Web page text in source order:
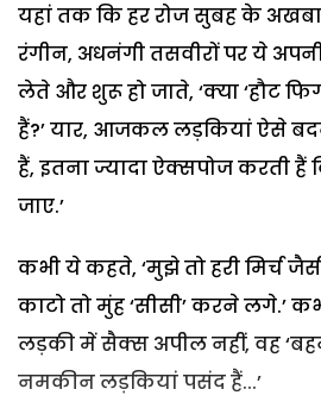
यहां तक कि हर रोज सुबह के
रंगीन, अधनंगी तसवीरों पर ये
लेते और शुरू हो जाते, ‘क्या ‘हौट
हैं?’ यार, आजकल लड़कियां ऐसे
हैं, इतना ज्यादा ऐक्सपोज करती
जाए.’
कभी ये कहते, ‘मुझे तो हरी मिर्च
काटो तो मुंह ‘सीसी’ करने लगे.’
लड़की में सैक्स अपील नहीं, वह
नमकीन लड़कियां पसंद हैं...’